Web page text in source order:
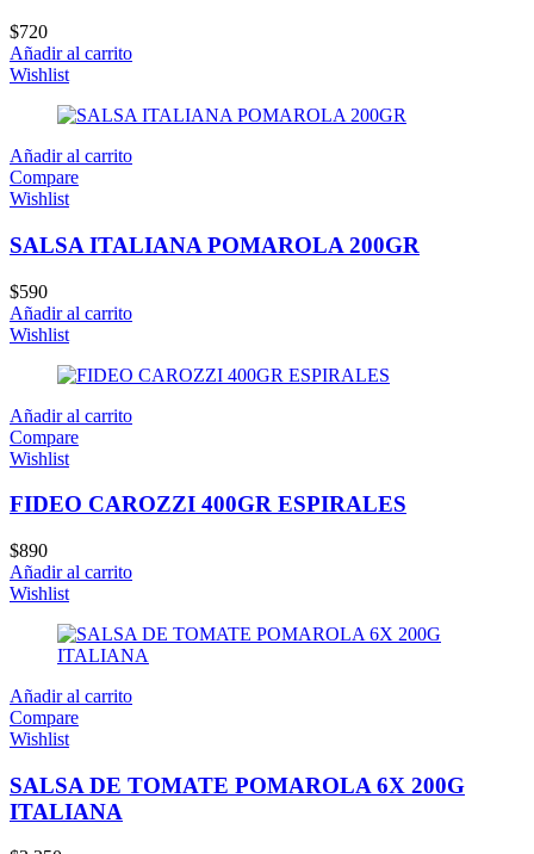
$720
Añadir al carrito
Wishlist
Añadir al carrito
Compare
Wishlist
SALSA ITALIANA POMAROLA 200GR
$590
Añadir al carrito
Wishlist
Añadir al carrito
Compare
Wishlist
FIDEO CAROZZI 400GR ESPIRALES
$890
Añadir al carrito
Wishlist
Añadir al carrito
Compare
Wishlist
SALSA DE TOMATE POMAROLA 6X 200G
ITALIANA